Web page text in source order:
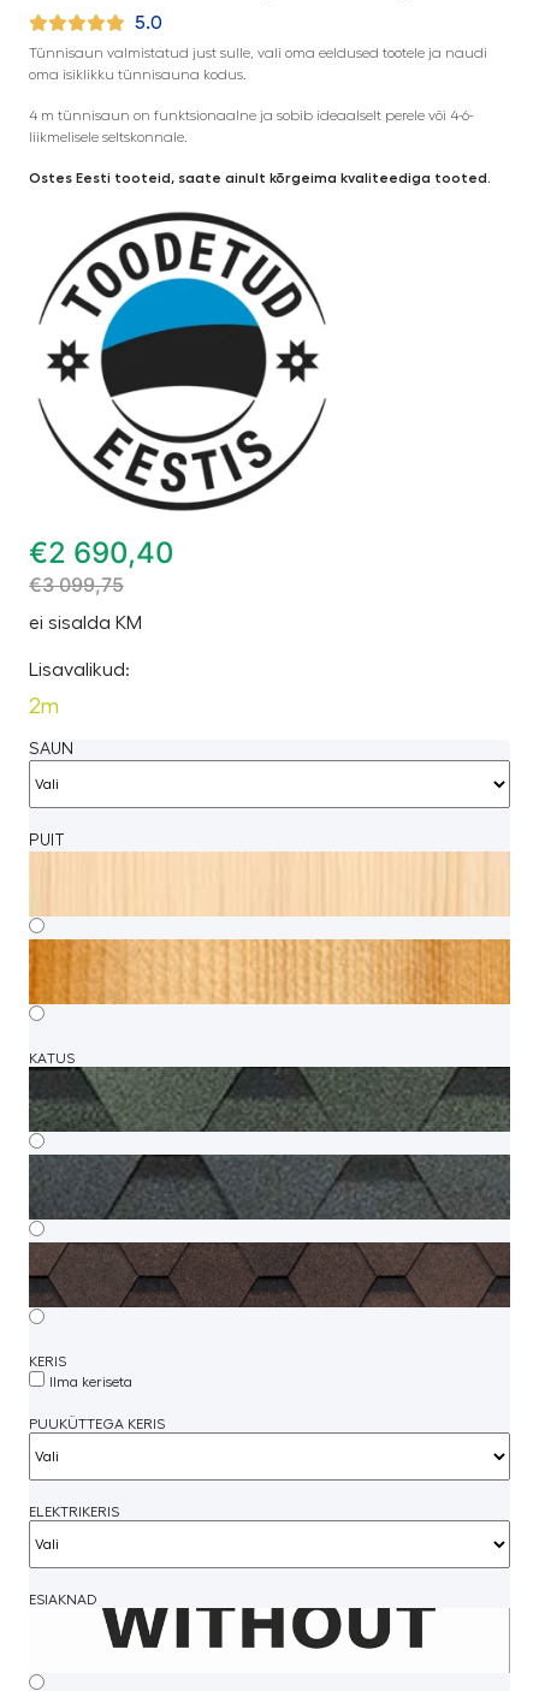
5.0
Tünnisaun valmistatud just sulle, vali oma eeldused tootele ja naudi
oma isiklikku tünnisauna kodus.
4 m tünnisaun on funktsionaalne ja sobib ideaalselt perele või 4-6-
liikmelisele seltskonnale.
Ostes Eesti tooteid, saate ainult kõrgeima kvaliteediga tooted.
€2 690,40
€3 099,75
ei sisalda KM
Lisavalikud:
2m
SAUN
PUIT
KATUS
KERIS
Ilma keriseta
PUUKÜTTEGA KERIS
ELEKTRIKERIS
ESIAKNAD